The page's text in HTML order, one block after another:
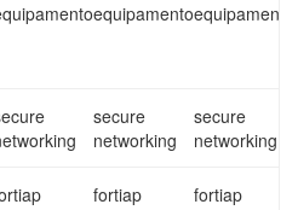
equipamentoequipamento
secure
networking
secure
networking
fortiap fortiap